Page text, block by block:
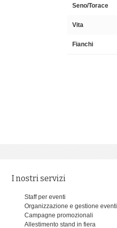
Seno/Torace
Vita
Fianchi
I nostri servizi
Staff per eventi
Organizzazione e gestione eventi
Campagne promozionali
Allestimento stand in fiera